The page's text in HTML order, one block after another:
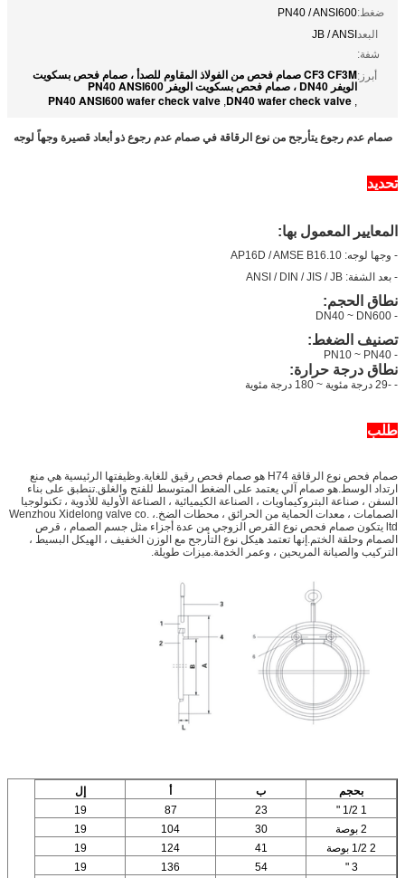
ضغط:PN40 / ANSI600
البعد
شفة:
JB / ANSI
أبرز: CF3 CF3M صمام فحص من الفولاذ المقاوم للصدأ ، صمام فحص بسكويت
الويفر DN40 ، صمام فحص بسكويت الويفر PN40 ANSI600
,
DN40 wafer check valve
,
PN40 ANSI600 wafer check valve
صمام عدم رجوع يتأرجح من نوع الرقاقة في صمام عدم رجوع ذو أبعاد قصيرة وجهاً لوجه
تحديد
المعايير المعمول بها:
- وجها لوجه: AP16D / AMSE B16.10
- بعد الشفة: ANSI / DIN / JIS / JB
نطاق الحجم:
- DN40 ~ DN600
تصنيف الضغط:
- PN10 ~ PN40
نطاق درجة حرارة:
- -29 درجة مئوية ~ 180 درجة مئوية
طلب
صمام فحص نوع الرقاقة H74 هو صمام فحص رقيق للغاية.وظيفتها الرئيسية هي منع
ارتداد الوسط.هو صمام آلي يعتمد على الضغط المتوسط ​​للفتح والغلق.تنطبق على بناء
السفن ، صناعة البتروكيماويات ، الصناعة الكيميائية ، الصناعة الأولية للأدوية ، تكنولوجيا
الصمامات ، معدات الحماية من الحرائق ، محطات الضخ.Wenzhou Xidelong valve co. ،
ltd يتكون صمام فحص نوع القرص الزوجي من عدة أجزاء مثل جسم الصمام ، قرص
الصمام وحلقة الختم.إنها تعتمد هيكل نوع التأرجح مع الوزن الخفيف ، الهيكل البسيط ،
التركيب والصيانة المريحين ، وعمر الخدمة.ميزات طويلة.
بحجم ب أ
إل
1 1/2 "
23
87
19
2 بوصة
30
104
19
2 1/2 بوصة
41
124
19
3 "
54
136
19